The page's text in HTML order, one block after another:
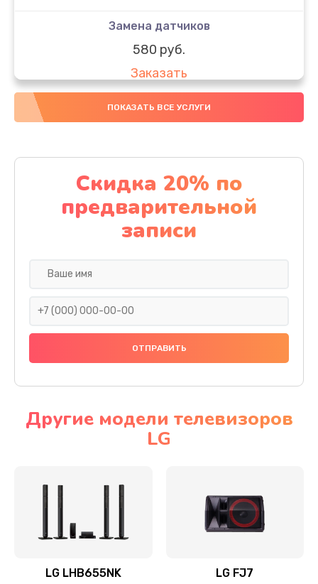
Замена датчиков
580 руб.
Заказать
Комплексная чистка
Заказать
Замена дисплея (экрана)
2000 руб.
Заказать
Ремонт платы электроники
Прошивка
Ремонт механики привода
Ремонт / замена кнопок, клавиш, индикаторов,
ПОКАЗАТЬ ВСЕ УСЛУГИ
Скидка 20% по
предварительной
записи
Другие модели телевизоров
LG
LG LHB655NK LG FJ7